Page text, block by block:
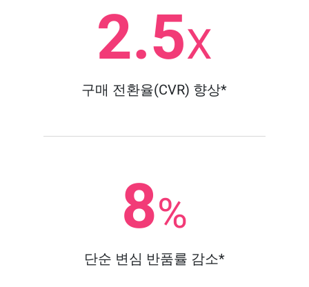
2.5X
구매 전환율(CVR) 향상*
8%
단순 변심 반품률 감소*